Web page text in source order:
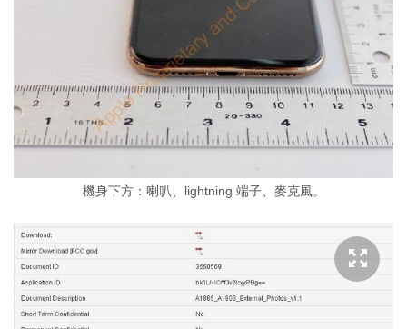
機身下方：喇叭、lightning 端子、麥克風。